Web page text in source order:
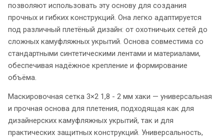
позволяют использовать эту основу для создания
прочных и гибких конструкций. Она легко адаптируется
под различный плетёный дизайн: от охотничьих сетей до
сложных камуфляжных укрытий. Основа совместима со
стандартными синтетическими лентами и материалами,
обеспечивая надёжное крепление и формирование
объёма.
Маскировочная сетка 3×2 1,8 - 2 мм хаки — универсальная
и прочная основа для плетения, подходящая как для
дизайнерских камуфляжных укрытий, так и для
практических защитных конструкций. Универсальность,